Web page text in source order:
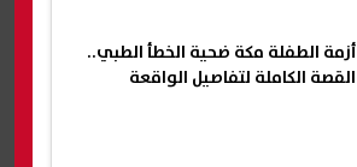
أزمة الطفلة مكة ضحية الخطأ الطبي..
القصة الكاملة لتفاصيل الواقعة